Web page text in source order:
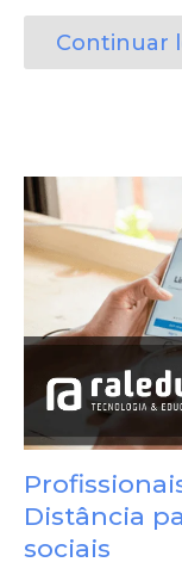
Continuar
Distância
sociais